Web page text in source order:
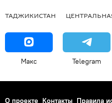
ТАДЖИКИСТАН
Макс Telegram
О проекте Контакты Правила